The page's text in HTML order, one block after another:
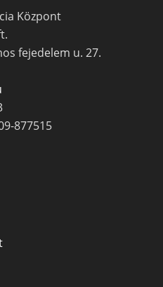
Központ
fejedelem u. 27.
877515